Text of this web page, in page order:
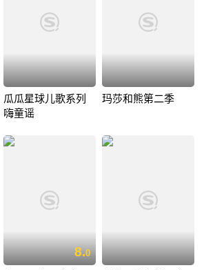
瓜瓜星球儿歌系列
嗨童谣
玛莎和熊第二季
8.0